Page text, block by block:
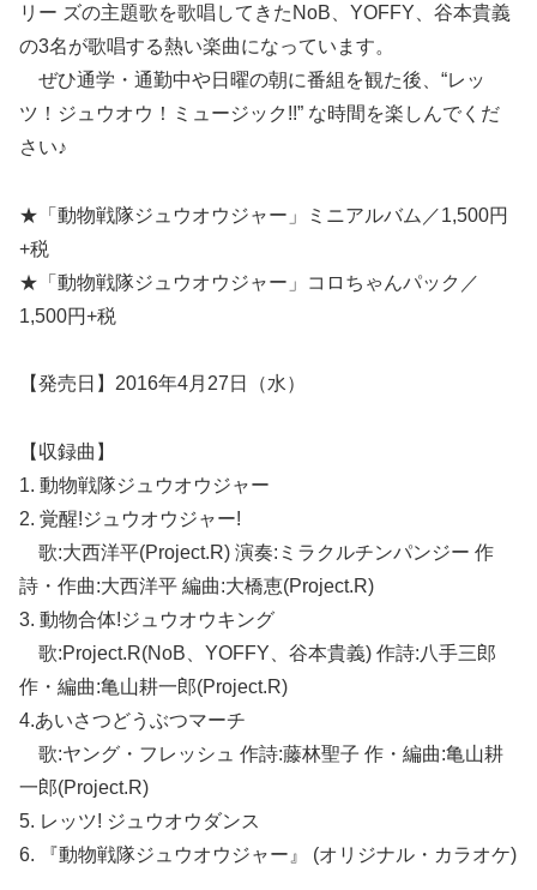
リー ズの主題歌を歌唱してきたNoB、YOFFY、谷本貴義
の3名が歌唱する熱い楽曲になっています。
ぜひ通学・通勤中や日曜の朝に番組を観た後、“レッ
ツ！ジュウオウ！ミュージック!!” な時間を楽しんでくだ
さい♪
★「動物戦隊ジュウオウジャー」ミニアルバム​／1,500円
+税
★「動物戦隊ジュウオウジャー」コロちゃんパック​／
1,500円+税
【発売日】2016年4月27日（水）
【収録曲】
1. 動物戦隊ジュウオウジャー
2. 覚醒!ジュウオウジャー!
歌:大西洋平(Project.R) 演奏:ミラクルチンパンジー 作
詩・作曲:大西洋平 編曲:大橋恵(Project.R)
3. 動物合体!ジュウオウキング
歌:Project.R(NoB、YOFFY、谷本貴義) 作詩:八手三郎
作・編曲:亀山耕一郎(Project.R)
4.あいさつどうぶつマーチ
歌:ヤング・フレッシュ 作詩:藤林聖子 作・編曲:亀山耕
一郎(Project.R)
5. レッツ! ジュウオウダンス
6. 『動物戦隊ジュウオウジャー』 (オリジナル・カラオケ)